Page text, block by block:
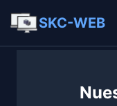
SKC-WEB